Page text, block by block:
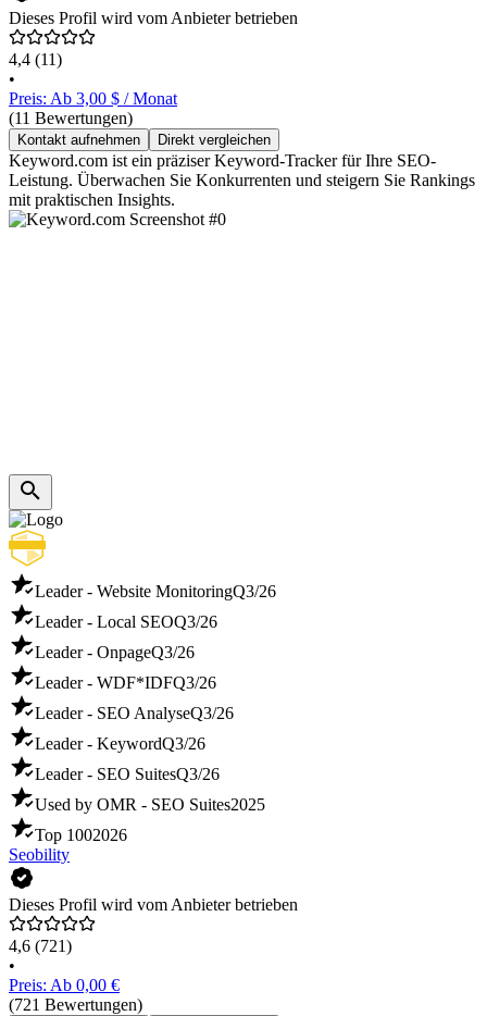
Dieses Profil wird vom Anbieter betrieben
4,4 (11)
•
Preis: Ab 3,00 $ / Monat
(11 Bewertungen)
Kontakt aufnehmen Direkt vergleichen
Keyword.com ist ein präziser Keyword-Tracker für Ihre SEO-
Leistung. Überwachen Sie Konkurrenten und steigern Sie Rankings
mit praktischen Insights.
Leader - Website MonitoringQ3/26
Leader - Local SEOQ3/26
Leader - OnpageQ3/26
Leader - WDF*IDFQ3/26
Leader - SEO AnalyseQ3/26
Leader - KeywordQ3/26
Leader - SEO SuitesQ3/26
Used by OMR - SEO Suites2025
Top 1002026
Seobility
Dieses Profil wird vom Anbieter betrieben
4,6 (721)
•
Preis: Ab 0,00 €
(721 Bewertungen)